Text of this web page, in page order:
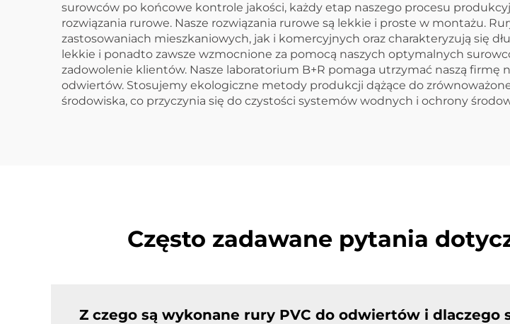
surowców po końcowe kontrole jakości, każdy etap naszego procesu
rozwiązania rurowe. Nasze rozwiązania rurowe są lekkie i proste w montażu.
zastosowaniach mieszkaniowych, jak i komercyjnych oraz charakteryzują się
lekkie i ponadto zawsze wzmocnione za pomocą naszych optymalnych
zadowolenie klientów. Nasze laboratorium B+R pomaga utrzymać naszą
odwiertów. Stosujemy ekologiczne metody produkcji dążące do
środowiska, co przyczynia się do czystości systemów wodnych i ochrony
Często zadawane pytania
Z czego są wykonane rury PVC do odwiertów i dlaczego